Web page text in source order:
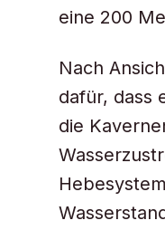
eine 200
Nach
dafür, dass
die